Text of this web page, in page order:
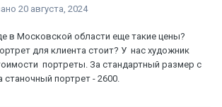
20 августа, 2024
в Московской области еще такие цены?
для клиента стоит? У нас художник
портреты. За стандартный размер с
портрет - 2600.